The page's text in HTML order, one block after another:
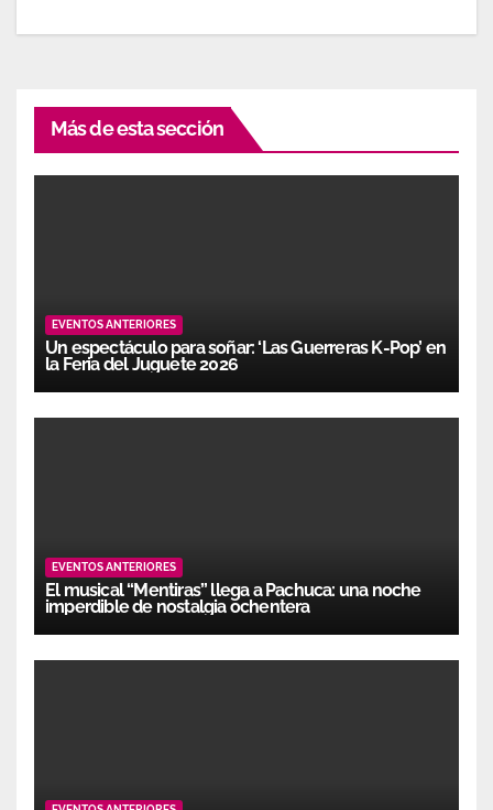
Más de esta sección
EVENTOS ANTERIORES
Un espectáculo para soñar: ‘Las Guerreras K-Pop’ en
la Feria del Juguete 2026
EVENTOS ANTERIORES
El musical “Mentiras” llega a Pachuca: una noche
imperdible de nostalgia ochentera